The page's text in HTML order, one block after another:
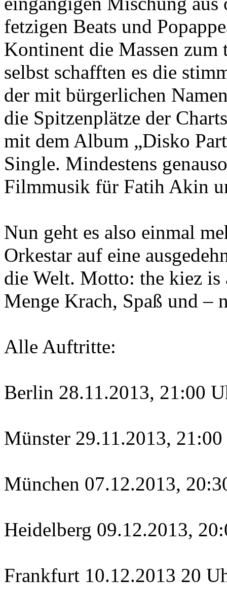
fetzigen Beats und
Kontinent die Massen zum
selbst schafften es die
der mit bürgerlichen
die Spitzenplätze der
mit dem Album „Disko
Single. Mindestens
Filmmusik für Fatih Akin
Nun geht es also einmal
Orkestar auf eine
die Welt. Motto: the kiez
Menge Krach, Spaß und –
Alle Auftritte:
Berlin 28.11.2013, 21:00
Münster 29.11.2013, 21:00
München 07.12.2013,
Heidelberg 09.12.2013,
Frankfurt 10.12.2013 20